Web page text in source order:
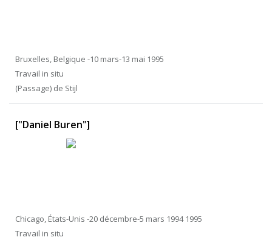
Bruxelles, Belgique -10 mars-13 mai 1995
Travail in situ
(Passage) de Stijl
["Daniel Buren"]
Chicago, États-Unis -20 décembre-5 mars 1994 1995
Travail in situ